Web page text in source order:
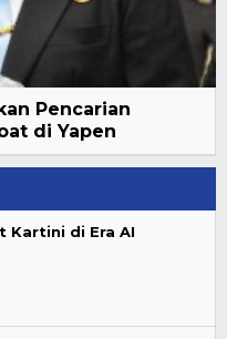
Pencarian
di Yapen
Kartini di Era AI